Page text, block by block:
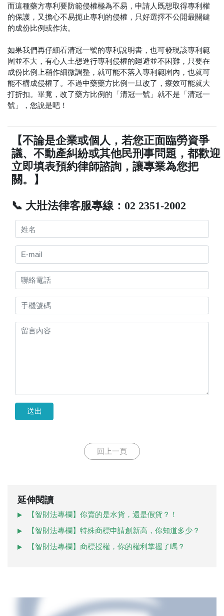
而這種藥方專利要防範侵權極為不易，申請人既想取得專利權
的保護，又擔心不易扼止專利的侵權，只好選擇不公開最關鍵
的成份比例或作法。
如果我們再仔細看清冠一號的專利說明書，也可發現該專利範
圍並不大，有心人土想進行專利侵權的廻避並不困難，只要在
成份比例上稍作細微調整，就可能不落入專利範圍內，也就可
能不構成侵權了。不過中藥藥方比例一旦改了，療效可能就大
打折扣。畢竟，改了藥方比例的「清冠一號」就不是「清冠一
號」，您說是吧！
【不論是企業或個人，若您正面臨勞資爭
議、不動產糾紛或其他民刑事問題，都歡迎
立即填表預約律師諮詢，讓專業為您把
關。】
📞 大壯法律客服專線：02 2351-2002
送出
回上一頁
延伸閱讀
【智財法專欄】你賣的是水貨，還是假貨？！
【智財法專欄】特殊商標申請創新高，你知道多少？
【智財法專欄】商標授權，你的權利掌握了嗎？